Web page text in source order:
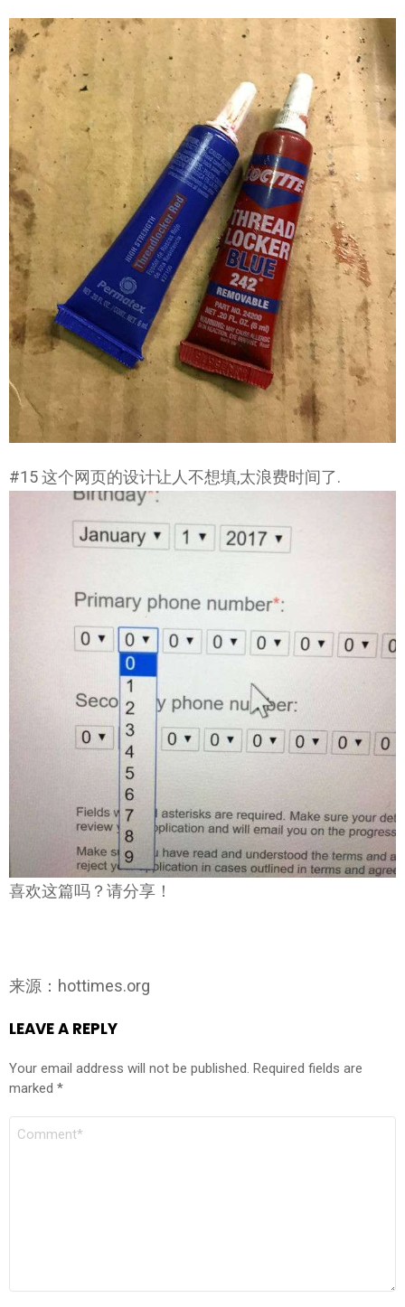
#15 这个网页的设计让人不想填,太浪费时间了.
喜欢这篇吗？请分享！
来源：hottimes.org
LEAVE A REPLY
Your email address will not be published. Required fields are
marked *